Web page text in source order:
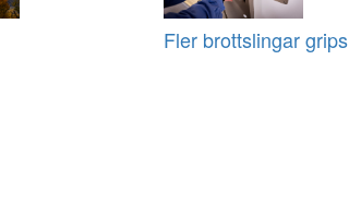
Fler brottslingar grips